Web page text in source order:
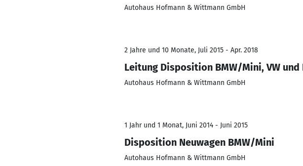
Autohaus Hofmann & Wittmann GmbH
2 Jahre und 10 Monate, Juli 2015 - Apr. 2018
Leitung Disposition BMW/Mini, VW und
Autohaus Hofmann & Wittmann GmbH
1 Jahr und 1 Monat, Juni 2014 - Juni 2015
Disposition Neuwagen BMW/Mini
Autohaus Hofmann & Wittmann GmbH